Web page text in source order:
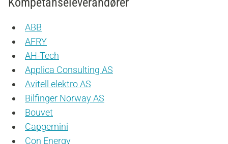
ABB
AFRY
AH-Tech
Applica Consulting AS
Avitell elektro AS
Bilfinger Norway AS
Bouvet
Capgemini
Con Energy